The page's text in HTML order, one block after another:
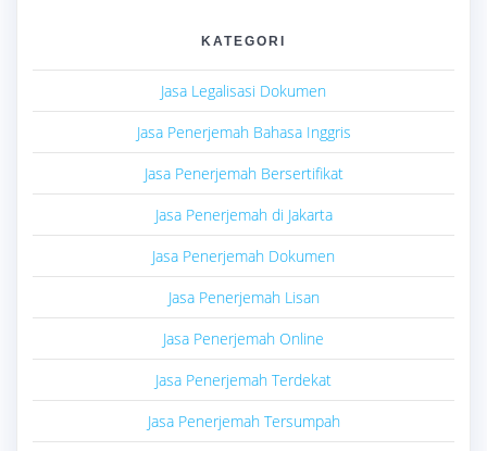
KATEGORI
Jasa Legalisasi Dokumen
Jasa Penerjemah Bahasa Inggris
Jasa Penerjemah Bersertifikat
Jasa Penerjemah di Jakarta
Jasa Penerjemah Dokumen
Jasa Penerjemah Lisan
Jasa Penerjemah Online
Jasa Penerjemah Terdekat
Jasa Penerjemah Tersumpah